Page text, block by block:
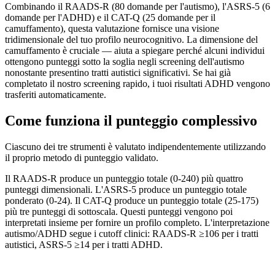
Combinando il RAADS-R (80 domande per l'autismo), l'ASRS-5 (6
domande per l'ADHD) e il CAT-Q (25 domande per il
camuffamento), questa valutazione fornisce una visione
tridimensionale del tuo profilo neurocognitivo. La dimensione del
camuffamento è cruciale — aiuta a spiegare perché alcuni individui
ottengono punteggi sotto la soglia negli screening dell'autismo
nonostante presentino tratti autistici significativi. Se hai già
completato il nostro screening rapido, i tuoi risultati ADHD vengono
trasferiti automaticamente.
Come funziona il punteggio complessivo
Ciascuno dei tre strumenti è valutato indipendentemente utilizzando
il proprio metodo di punteggio validato.
Il RAADS-R produce un punteggio totale (0-240) più quattro
punteggi dimensionali. L'ASRS-5 produce un punteggio totale
ponderato (0-24). Il CAT-Q produce un punteggio totale (25-175)
più tre punteggi di sottoscala. Questi punteggi vengono poi
interpretati insieme per fornire un profilo completo. L'interpretazione
autismo/ADHD segue i cutoff clinici: RAADS-R ≥106 per i tratti
autistici, ASRS-5 ≥14 per i tratti ADHD.